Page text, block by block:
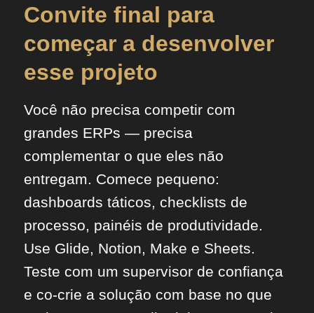
Convite final para
começar a desenvolver
esse projeto
Você não precisa competir com
grandes ERPs — precisa
complementar o que eles não
entregam. Comece pequeno:
dashboards táticos, checklists de
processo, painéis de produtividade.
Use Glide, Notion, Make e Sheets.
Teste com um supervisor de confiança
e co-crie a solução com base no que